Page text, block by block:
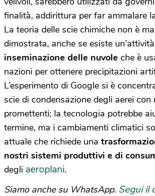
finalità, addirittura per far ammalare
La teoria delle scie chimiche non è
dimostrata, anche se esiste
inseminazione delle nuvole che è
nazioni per ottenere precipitazioni
L’esperimento di Google si è
scie di condensazione degli aerei con
promettenti; la tecnologia potrebbe
termine, ma i cambiamenti climatici
attuale che richiede una
nostri sistemi produttivi e di
degli aeroplani.
Siamo anche su WhatsApp. Segui il